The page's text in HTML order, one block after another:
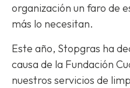
organización un faro de
más lo necesitan.
Este año, Stopgras ha
causa de la Fundación
nuestros servicios de